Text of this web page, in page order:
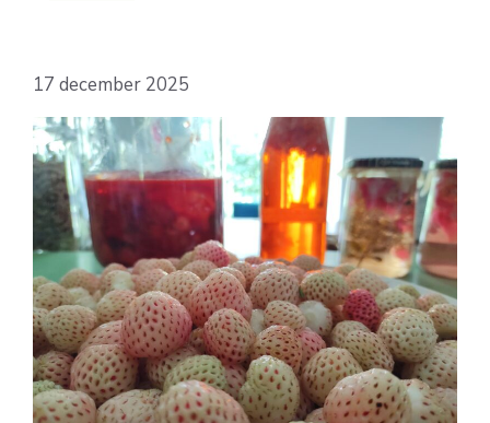
17 december 2025